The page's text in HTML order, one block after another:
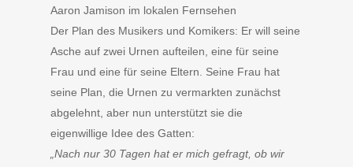
Aaron Jamison im lokalen Fernsehen
Der Plan des Musikers und Komikers: Er will seine
Asche auf zwei Urnen aufteilen, eine für seine
Frau und eine für seine Eltern. Seine Frau hat
seine Plan, die Urnen zu vermarkten zunächst
abgelehnt, aber nun unterstützt sie die
eigenwillige Idee des Gatten:
„Nach nur 30 Tagen hat er mich gefragt, ob wir